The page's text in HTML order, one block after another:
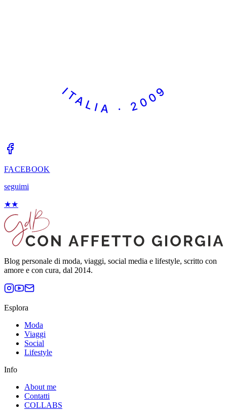
ITALIA · 2009
FACEBOOK
seguimi
★★
Blog personale di moda, viaggi, social media e lifestyle, scritto con
amore e con cura, dal 2014.
Esplora
Moda
Viaggi
Social
Lifestyle
Info
About me
Contatti
COLLABS